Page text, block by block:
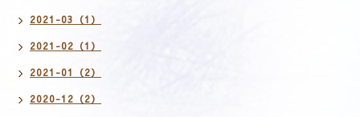
2021-03（1）
2021-02（1）
2021-01（2）
2020-12（2）